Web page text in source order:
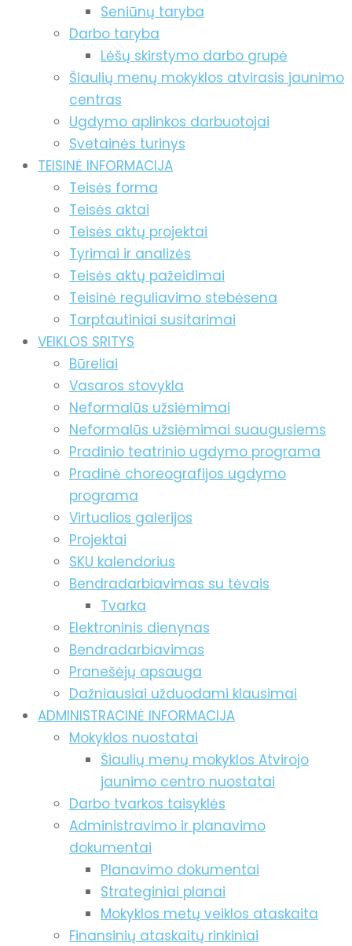
Seniūnų taryba
Darbo taryba
Lėšų skirstymo darbo grupė
Šiaulių menų mokyklos atvirasis jaunimo
centras
Ugdymo aplinkos darbuotojai
Svetainės turinys
TEISINĖ INFORMACIJA
Teisės forma
Teisės aktai
Teisės aktų projektai
Tyrimai ir analizės
Teisės aktų pažeidimai
Teisinė reguliavimo stebėsena
Tarptautiniai susitarimai
VEIKLOS SRITYS
Būreliai
Vasaros stovykla
Neformalūs užsiėmimai
Neformalūs užsiėmimai suaugusiems
Pradinio teatrinio ugdymo programa
Pradinė choreografijos ugdymo
programa
Virtualios galerijos
Projektai
SKU kalendorius
Bendradarbiavimas su tėvais
Tvarka
Elektroninis dienynas
Bendradarbiavimas
Pranešėjų apsauga
Dažniausiai užduodami klausimai
ADMINISTRACINĖ INFORMACIJA
Mokyklos nuostatai
Šiaulių menų mokyklos Atvirojo
jaunimo centro nuostatai
Darbo tvarkos taisyklės
Administravimo ir planavimo
dokumentai
Planavimo dokumentai
Strateginiai planai
Mokyklos metų veiklos ataskaita
Finansinių ataskaitų rinkiniai